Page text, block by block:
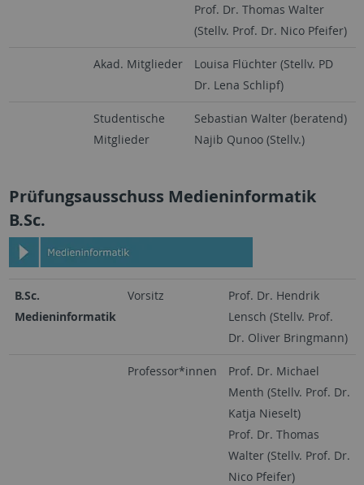
Prof. Dr. Thomas Walter
(Stellv. Prof. Dr. Nico Pfeifer)
Akad. Mitglieder
Louisa Flüchter (Stellv. PD
Dr. Lena Schlipf)
Studentische
Mitglieder
Sebastian Walter (beratend)
Najib Qunoo (Stellv.)
Prüfungsausschuss Medieninformatik
B.Sc.
B.Sc.
Medieninformatik
Vorsitz
Prof. Dr. Hendrik
Lensch (Stellv. Prof.
Dr. Oliver Bringmann)
Professor*innen
Prof. Dr. Michael
Menth (Stellv. Prof. Dr.
Katja Nieselt)
Prof. Dr. Thomas
Walter (Stellv. Prof. Dr.
Nico Pfeifer)